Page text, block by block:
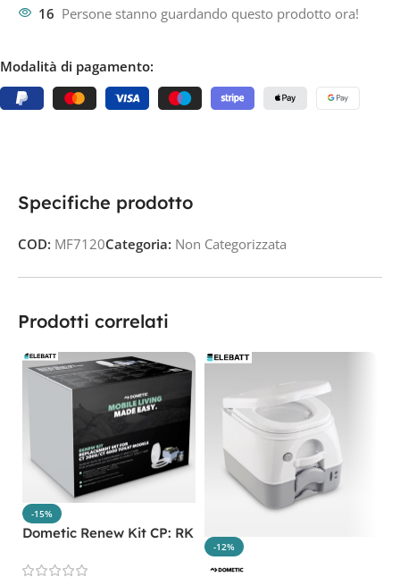
16 Persone stanno guardando questo prodotto ora!
Modalità di pagamento:
Specifiche prodotto
COD: MF7120Categoria: Non Categorizzata
Prodotti correlati
-15%
Dometic Renew Kit CP: RK
-12%